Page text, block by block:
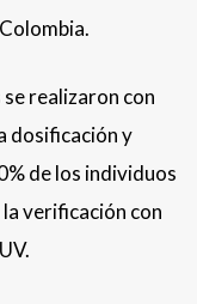
realizaron con
dosificación y
de los individuos
verificación con